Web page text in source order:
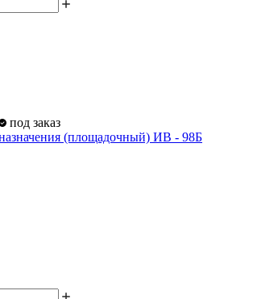
под заказ
(площадочный) ИВ - 98Б